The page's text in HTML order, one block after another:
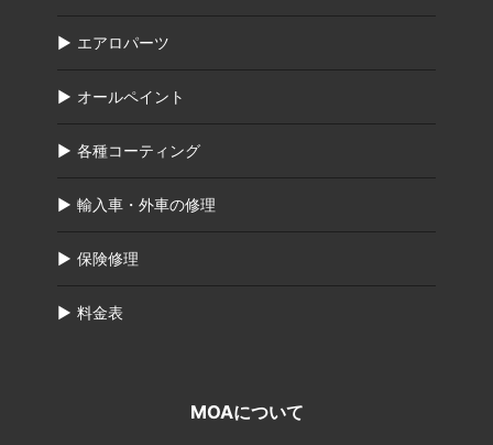
エアロパーツ
オールペイント
各種コーティング
輸入車・外車の修理
保険修理
料金表
MOAについて